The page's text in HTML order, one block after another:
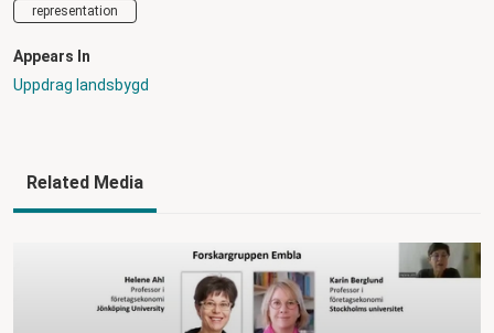
representation
Appears In
Uppdrag landsbygd
Related Media